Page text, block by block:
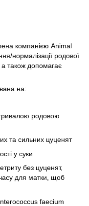
компанією Animal
нормалізації родової
а також допомагає
на:
родовою
та сильних цуценят
у суки
без цуценят,
часу для матки, щоб
faecium